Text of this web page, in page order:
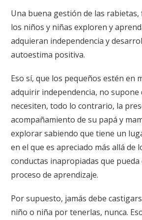
Una buena gestión de las rabietas,
los niños y niñas exploren y
adquieran independencia y
autoestima positiva.
Eso sí, que los pequeños estén en
adquirir independencia, no supone
necesiten, todo lo contrario, la
acompañamiento de su papá y
explorar sabiendo que tiene un
en el que es apreciado más allá de
conductas inapropiadas que
proceso de aprendizaje.
Por supuesto, jamás debe
niño o niña por tenerlas, nunca.